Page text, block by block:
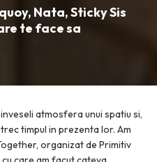
Nata, Sticky Sis
te face sa
atmosfera unui spatiu si,
timpul in prezenta lor. Am
organizat de Primitiv